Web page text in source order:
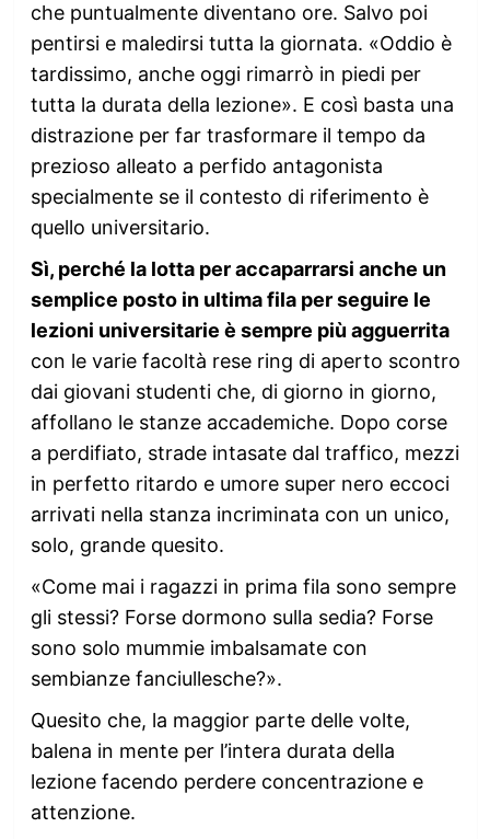
che puntualmente diventano ore. Salvo poi
pentirsi e maledirsi tutta la giornata. «Oddio è
tardissimo, anche oggi rimarrò in piedi per
tutta la durata della lezione». E così basta una
distrazione per far trasformare il tempo da
prezioso alleato a perfido antagonista
specialmente se il contesto di riferimento è
quello universitario.
Sì, perché la lotta per accaparrarsi anche un
semplice posto in ultima fila per seguire le
lezioni universitarie è sempre più agguerrita
con le varie facoltà rese ring di aperto scontro
dai giovani studenti che, di giorno in giorno,
affollano le stanze accademiche. Dopo corse
a perdifiato, strade intasate dal traffico, mezzi
in perfetto ritardo e umore super nero eccoci
arrivati nella stanza incriminata con un unico,
solo, grande quesito.
«Come mai i ragazzi in prima fila sono sempre
gli stessi? Forse dormono sulla sedia? Forse
sono solo mummie imbalsamate con
sembianze fanciullesche?».
Quesito che, la maggior parte delle volte,
balena in mente per l’intera durata della
lezione facendo perdere concentrazione e
attenzione.